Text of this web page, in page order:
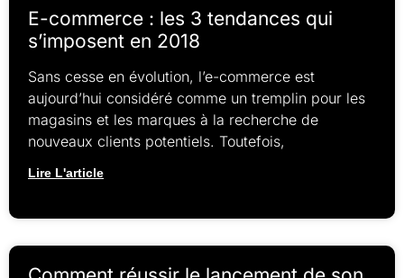
E-commerce : les 3 tendances qui
s’imposent en 2018
Sans cesse en évolution, l’e-commerce est
aujourd’hui considéré comme un tremplin pour les
magasins et les marques à la recherche de
nouveaux clients potentiels. Toutefois,
Lire L'article